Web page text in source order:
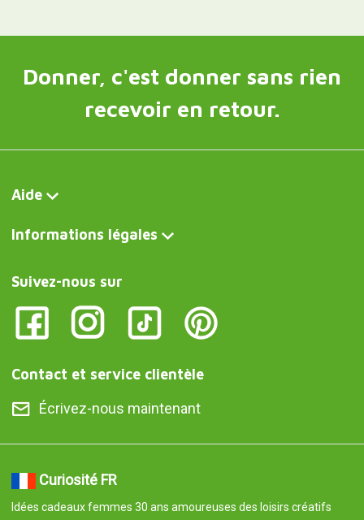
Donner, c'est donner sans rien
recevoir en retour.
Aide
Informations légales
Suivez-nous sur
Contact et service clientèle
Écrivez-nous maintenant
Curiosité FR
Idées cadeaux femmes 30 ans amoureuses des loisirs créatifs